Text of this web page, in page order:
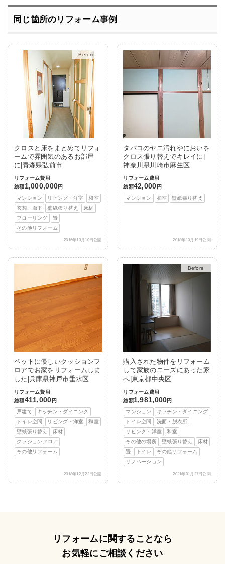
同じ箇所のリフォーム事例
After
クロスと床をまとめてリフォ
ームで雰囲気のあるお部屋
に|青森県弘前市
リフォーム費用
総額1,000,000円
マンション
リビング・洋室
和室
玄関・廊下
壁紙張り替え
床材
フローリング
畳
その他リフォーム
2016年10月10日公開
タバコのヤニ汚れやにおいを
クロス張り替えでキレイに|
神奈川県川崎市麻生区
リフォーム費用
総額42,000 円
マンション
和室 壁紙張り替え
2018年10月19日公開
ペットに優しいクッションフ
ロアでお家をリフォームしま
した|兵庫県神戸市垂水区
リフォーム費用
総額411,000 円
戸建て
キッチン・ダイニング
トイレ空間
リビング・洋室
和室
壁紙張り替え
床材
クッションフロア
その他リフォーム
2018年12月22日公開
After
購入された物件をリフォーム
して家族のニーズにあった家
へ|東京都中央区
リフォーム費用
総額1,981,000円
マンション
キッチン・ダイニング
トイレ空間
洗面・脱衣所
リビング・洋室
和室
その他の場所
壁紙張り替え
床材
畳
トイレ
その他リフォーム
リノベーション
2021年01月27日公開
リフォームに関することなら
お気軽にご相談ください